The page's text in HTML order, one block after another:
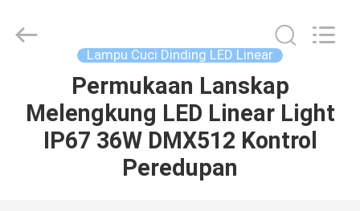
RUMAH
PRODUK
COMI
LIGHTING
Lampu Cuci Dinding LED Linear
Permukaan Lanskap
Melengkung LED Linear Light
IP67 36W DMX512 Kontrol
Peredupan